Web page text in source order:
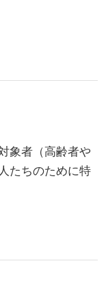
象者（高齢者や
たちのために特